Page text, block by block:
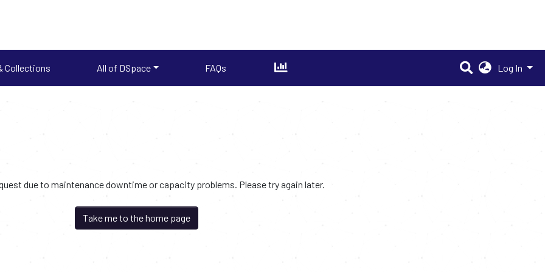
Collections All of DSpace FAQs Log In
due to maintenance downtime or capacity problems. Please try again later.
Take me to the home page